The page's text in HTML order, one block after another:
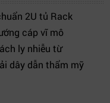
rộng
đen chống rỉ sét
trường xung nhiễu
2U tủ Rack
cáp vĩ mô
ly nhiễu từ
dây dẫn thẩm mỹ